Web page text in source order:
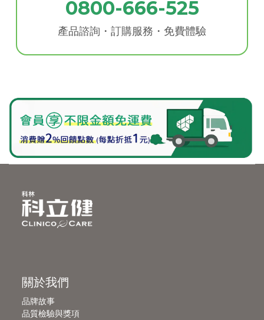
0800-666-525
產品諮詢・訂購服務・免費體驗
關於我們
品牌故事
品質檢驗與獎項